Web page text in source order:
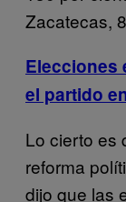
Zacatecas,
Elecciones
el partido
Lo cierto es
reforma
dijo que las